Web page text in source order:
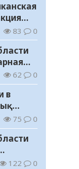
83 0
62 0
в
75 0
122 0